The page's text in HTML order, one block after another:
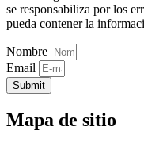
se responsabiliza por los
pueda contener la
Nombre
Email
Submit
Mapa de sitio